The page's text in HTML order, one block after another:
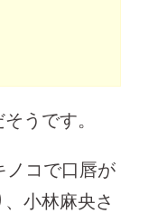
うです。
ノコで口唇が
小林麻央さ